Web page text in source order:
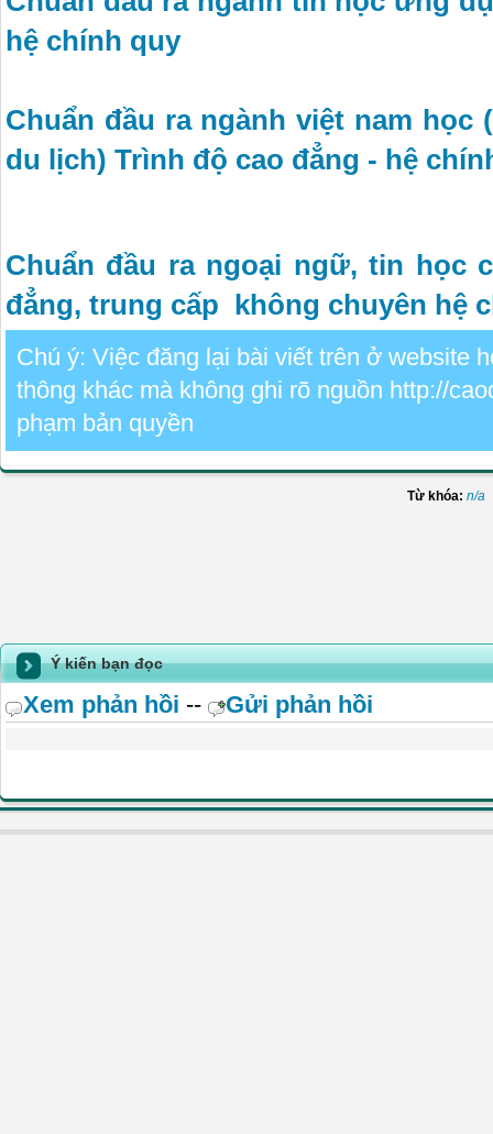
hệ chính quy
Chuẩn đầu ra ngành việt nam
du lịch) Trình độ cao đẳng - hệ
Chuẩn đầu ra ngoại ngữ, tin học
đẳng, trung cấp không chuyên hệ
Chú ý: Việc đăng lại bài viết trên ở website
thông khác mà không ghi rõ nguồn http://
phạm bản quyền
Từ khóa: n/a
Ý kiến bạn đọc
Xem phản hồi -- Gửi phản hồi